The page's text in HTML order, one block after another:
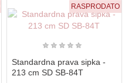
RASPRODATO
★ ★ ★ ★ ★
Standardna prava sipka -
213 cm SD SB-84T